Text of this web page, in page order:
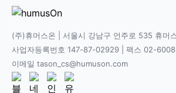
(주)휴머스온 | 서울시 강남구 언주로 535 휴머
사업자등록번호 147-87-02929 | 팩스 02-
이메일 tason_cs@humuson.com